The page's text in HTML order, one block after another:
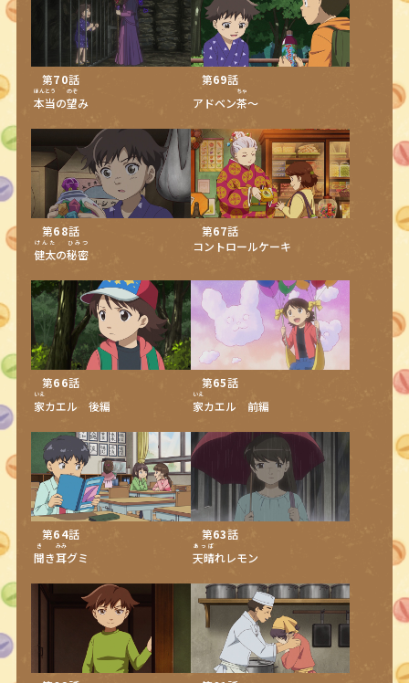
第70話
本当
ほんとう
の望
のぞ
み
第69話
アドベン茶
ちゃ
～
第68話
健太
けんた
の秘密
ひみつ
第67話
コントロールケーキ
第66話
家
いえ
カエル 後編
第65話
家
いえ
カエル 前編
第64話
聞
き
き耳
みみ
グミ
第63話
天晴
あっぱ
れレモン